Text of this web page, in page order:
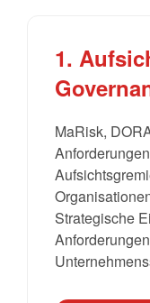
1.
MaRisk,
Strategische